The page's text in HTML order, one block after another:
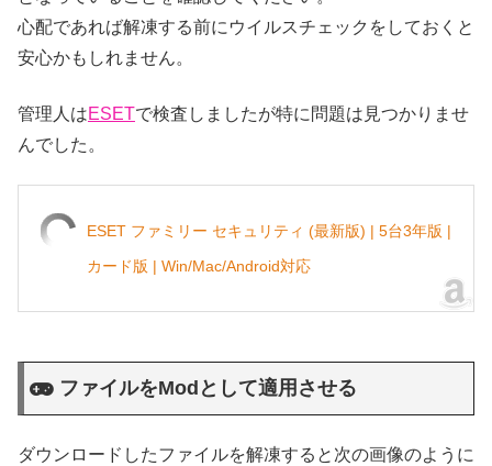
心配であれば解凍する前にウイルスチェックをしておくと
安心かもしれません。
管理人はESETで検査しましたが特に問題は見つかりませ
んでした。
ESET ファミリー セキュリティ (最新版) | 5台3年版 |
カード版 | Win/Mac/Android対応
ファイルをModとして適用させる
ダウンロードしたファイルを解凍すると次の画像のように